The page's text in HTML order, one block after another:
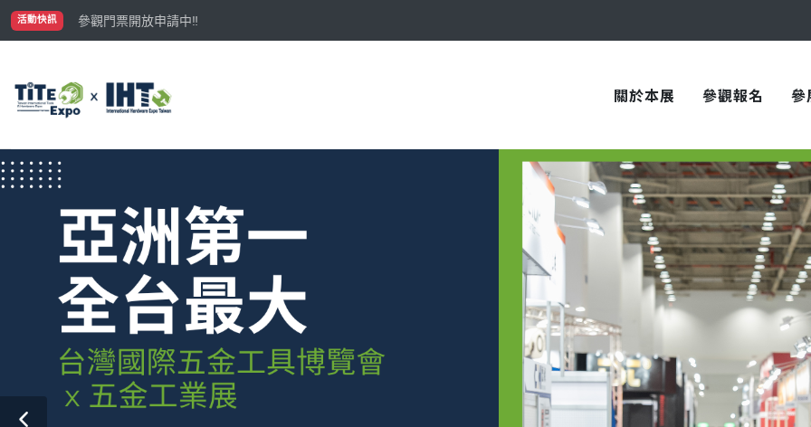
活動快訊
參觀門票開放申請中‼️
最大規模台灣五金展TiTE x IHT，2026/10/20-22與您在臺中國際會展中心再次相見！
關於本展 參觀報名 參